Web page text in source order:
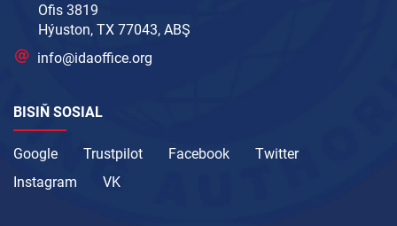
Ofis 3819
Hýuston, TX 77043, ABŞ
info@idaoffice.org
BISIŇ SOSIAL
Google Trustpilot Facebook
Twitter
Instagram
VK